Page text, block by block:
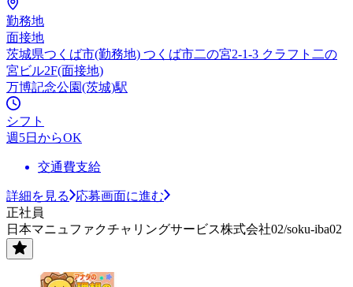
勤務地
面接地
茨城県つくば市(勤務地) つくば市二の宮2-1-3 クラフト二の
宮ビル2F(面接地)
万博記念公園(茨城)駅
シフト
週5日からOK
交通費支給
詳細を見る
応募画面に進む
正社員
日本マニュファクチャリングサービス株式会社02/soku-iba02